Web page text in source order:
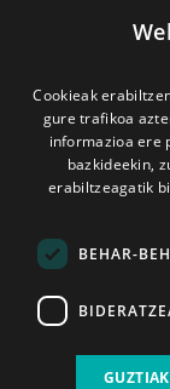
2026ko eka. 1a
Cookieak
gure trafikoa
informazioa ere
bazkideekin,
erabiltzeagatik
BEHAR-